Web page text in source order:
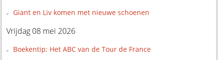
Giant en Liv komen met nieuwe schoenen
Vrijdag 08 mei 2026
Boekentip: Het ABC van de Tour de France